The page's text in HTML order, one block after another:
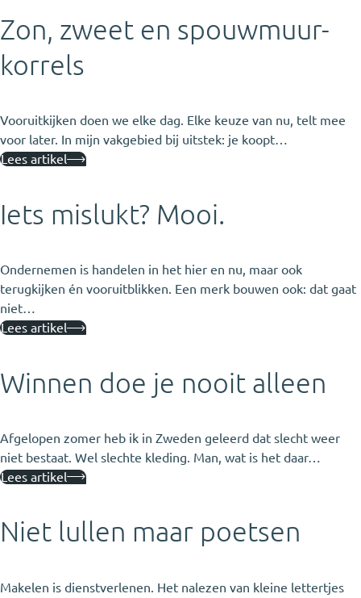
Zon, zweet en spouwmuur-
korrels
Vooruitkijken doen we elke dag. Elke keuze van nu, telt mee
voor later. In mijn vakgebied bij uitstek: je koopt…
Lees artikel
Iets mislukt? Mooi.
Ondernemen is handelen in het hier en nu, maar ook
terugkijken én vooruitblikken. Een merk bouwen ook: dat gaat
niet…
Lees artikel
Winnen doe je nooit alleen
Afgelopen zomer heb ik in Zweden geleerd dat slecht weer
niet bestaat. Wel slechte kleding. Man, wat is het daar…
Lees artikel
Niet lullen maar poetsen
Makelen is dienstverlenen. Het nalezen van kleine lettertjes